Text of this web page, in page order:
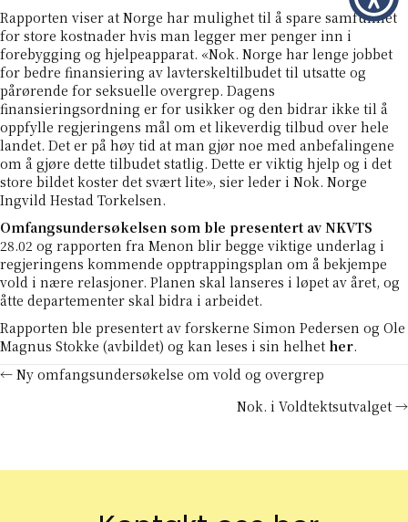
Rapporten viser at Norge har mulighet til å spare samfunnet
for store kostnader hvis man legger mer penger inn i
forebygging og hjelpeapparat. «Nok. Norge har lenge jobbet
for bedre finansiering av lavterskeltilbudet til utsatte og
pårørende for seksuelle overgrep. Dagens
finansieringsordning er for usikker og den bidrar ikke til å
oppfylle regjeringens mål om et likeverdig tilbud over hele
landet. Det er på høy tid at man gjør noe med anbefalingene
om å gjøre dette tilbudet statlig. Dette er viktig hjelp og i det
store bildet koster det svært lite», sier leder i Nok. Norge
Ingvild Hestad Torkelsen.
Omfangsundersøkelsen som ble presentert av NKVTS
28.02 og rapporten fra Menon blir begge viktige underlag i
regjeringens kommende opptrappingsplan om å bekjempe
vold i nære relasjoner. Planen skal lanseres i løpet av året, og
åtte departementer skal bidra i arbeidet.
Rapporten ble presentert av forskerne Simon Pedersen og Ole
Magnus Stokke (avbildet) og kan leses i sin helhet her.
Posts
← Ny omfangsundersøkelse om vold og overgrep
Nok. i Voldtektsutvalget →